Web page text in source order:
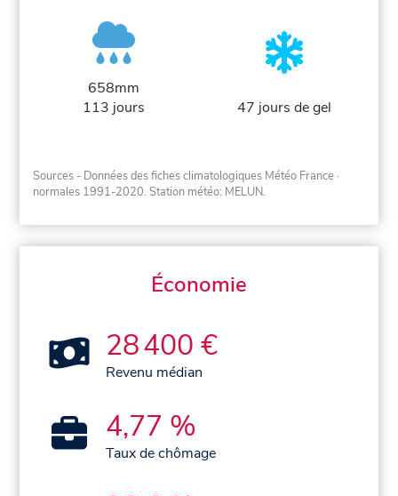
658mm
113 jours
47 jours de gel
Sources - Données des fiches climatologiques Météo France ·
normales 1991-2020. Station météo: MELUN.
Économie
28 400 €
Revenu médian
4,77 %
Taux de chômage